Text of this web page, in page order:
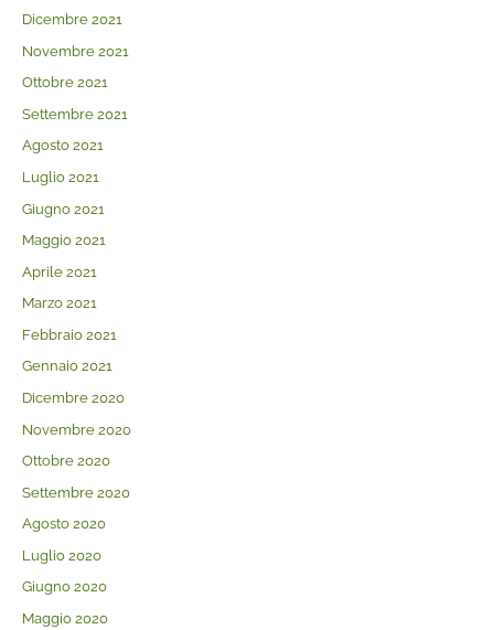
Dicembre 2021
Novembre 2021
Ottobre 2021
Settembre 2021
Agosto 2021
Luglio 2021
Giugno 2021
Maggio 2021
Aprile 2021
Marzo 2021
Febbraio 2021
Gennaio 2021
Dicembre 2020
Novembre 2020
Ottobre 2020
Settembre 2020
Agosto 2020
Luglio 2020
Giugno 2020
Maggio 2020